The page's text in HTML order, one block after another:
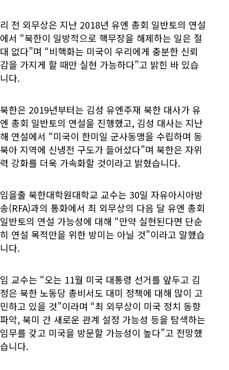
리 전 외무상은 지난 2018년 유엔 총회 일반토의 연설
에서 “북한이 일방적으로 핵무장을 해제하는 일은 절
대 없다”며 “비핵화는 미국이 우리에게 충분한 신뢰
감을 가지게 할 때만 실현 가능하다”고 밝힌 바 있습
니다.
북한은 2019년부터는 김성 유엔주재 북한 대사가 유
엔 총회 일반토의 연설을 진행했고, 김성 대사는 지난
해 연설에서 “미국이 한미일 군사동맹을 수립하며 동
북아 지역에 신냉전 구도가 들어섰다”며 북한은 자위
력 강화를 더욱 가속화할 것이라고 밝혔습니다.
임을출 북한대학원대학교 교수는 30일 자유아시아방
송(RFA)과의 통화에서 최 외무상의 다음 달 유엔 총회
일반토의 연설 가능성에 대해 “만약 실현된다면 단순
히 연설 목적만을 위한 방미는 아닐 것”이라고 말했습
니다.
임 교수는 “오는 11월 미국 대통령 선거를 앞두고 김
정은 북한 노동당 총비서도 대미 정책에 대해 많이 고
민하고 있을 것”이라며 “최 외무상이 미국 정치 동향
파악, 북미 간 새로운 관계 설정 가능성 등을 탐색하는
임무를 갖고 미국을 방문할 가능성이 높다”고 전망했
습니다.